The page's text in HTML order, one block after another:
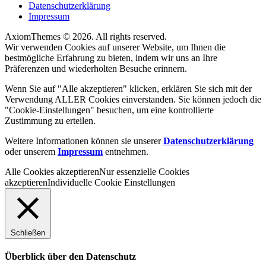
Datenschutzerklärung
Impressum
AxiomThemes © 2026. All rights reserved.
Wir verwenden Cookies auf unserer Website, um Ihnen die
bestmögliche Erfahrung zu bieten, indem wir uns an Ihre
Präferenzen und wiederholten Besuche erinnern.
Wenn Sie auf "Alle akzeptieren" klicken, erklären Sie sich mit der
Verwendung ALLER Cookies einverstanden. Sie können jedoch die
"Cookie-Einstellungen" besuchen, um eine kontrollierte
Zustimmung zu erteilen.
Weitere Informationen können sie unsererDatenschutzerklärung
oder unserem Impressum entnehmen.
Alle Cookies akzeptierenNur essenzielle Cookies
akzeptierenIndividuelle Cookie Einstellungen
Schließen
Überblick über den Datenschutz